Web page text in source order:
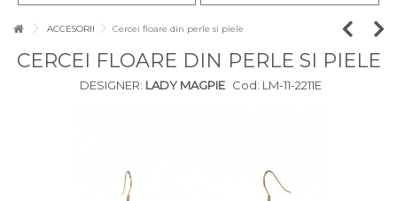
ACCESORII Cercei floare din perle si piele
CERCEI FLOARE DIN PERLE SI PIELE
DESIGNER: LADY MAGPIE Cod: LM-11-2211E